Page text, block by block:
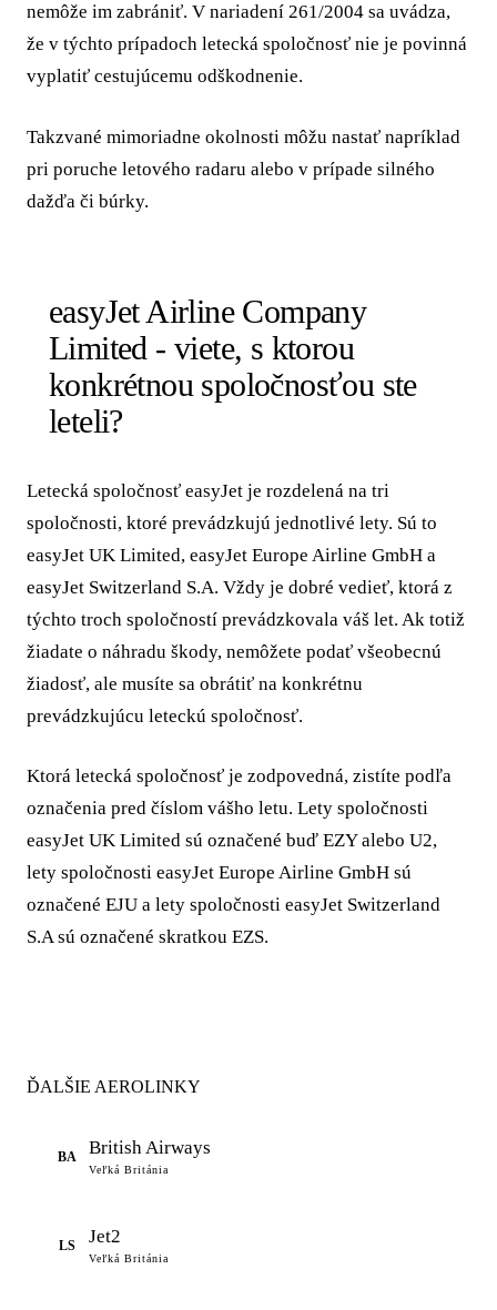
nemôže im zabrániť. V nariadení 261/2004 sa uvádza,
že v týchto prípadoch letecká spoločnosť nie je povinná
vyplatiť cestujúcemu odškodnenie.
Takzvané mimoriadne okolnosti môžu nastať napríklad
pri poruche letového radaru alebo v prípade silného
dažďa či búrky.
easyJet Airline Company
Limited - viete, s ktorou
konkrétnou spoločnosťou ste
leteli?
Letecká spoločnosť easyJet je rozdelená na tri
spoločnosti, ktoré prevádzkujú jednotlivé lety. Sú to
easyJet UK Limited, easyJet Europe Airline GmbH a
easyJet Switzerland S.A. Vždy je dobré vedieť, ktorá z
týchto troch spoločností prevádzkovala váš let. Ak totiž
žiadate o náhradu škody, nemôžete podať všeobecnú
žiadosť, ale musíte sa obrátiť na konkrétnu
prevádzkujúcu leteckú spoločnosť.
Ktorá letecká spoločnosť je zodpovedná, zistíte podľa
označenia pred číslom vášho letu. Lety spoločnosti
easyJet UK Limited sú označené buď EZY alebo U2,
lety spoločnosti easyJet Europe Airline GmbH sú
označené EJU a lety spoločnosti easyJet Switzerland
S.A sú označené skratkou EZS.
ĎALŠIE AEROLINKY
BA British Airways
Veľká Británia
LS Jet2
Veľká Británia